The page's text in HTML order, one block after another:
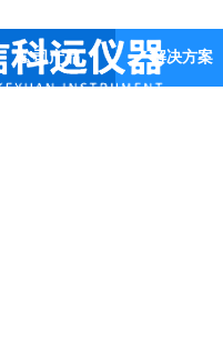
公司产品 解决方案